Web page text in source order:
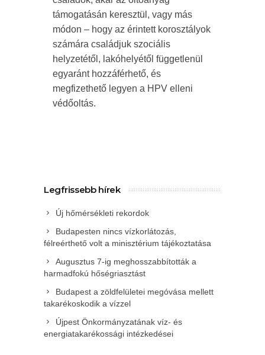
támogatásán keresztül, vagy más
módon – hogy az érintett korosztályok
számára családjuk szociális
helyzetétől, lakóhelyétől függetlenül
egyaránt hozzáférhető, és
megfizethető legyen a HPV elleni
védőoltás.
Legfrissebb hírek
Új hőmérsékleti rekordok
Budapesten nincs vízkorlátozás,
félreérthető volt a minisztérium tájékoztatása
Augusztus 7-ig meghosszabbították a
harmadfokú hőségriasztást
Budapest a zöldfelületei megóvása mellett
takarékoskodik a vízzel
Újpest Önkormányzatának víz- és
energiatakarékossági intézkedései